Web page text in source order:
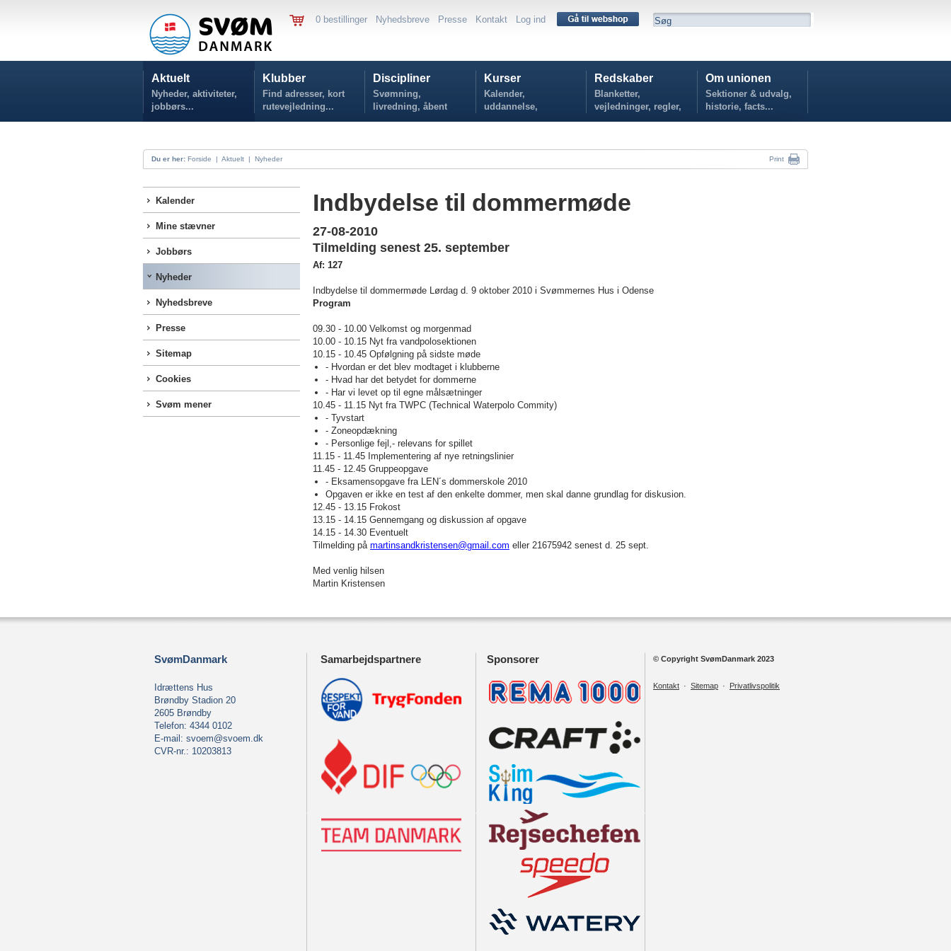
0 bestillinger Nyhedsbreve Presse Kontakt Log ind
Aktuelt
Nyheder, aktiviteter,
jobbørs...
Klubber
Find adresser, kort
rutevejledning...
Discipliner
Svømning,
livredning, åbent
vand...
Kurser
Kalender,
uddannelse,
tilmelding...
Redskaber
Blanketter,
vejledninger, regler,
politikker...
Om unionen
Sektioner & udvalg,
historie, facts...
Du er her: Forside | Aktuelt | Nyheder Print
Kalender
Mine stævner
Jobbørs
Nyheder
Nyhedsbreve
Presse
Sitemap
Cookies
Svøm mener
Indbydelse til dommermøde
27-08-2010
Tilmelding senest 25. september
Af: 127
Indbydelse til dommermøde Lørdag d. 9 oktober 2010 i Svømmernes Hus i Odense
Program
09.30 - 10.00 Velkomst og morgenmad
10.00 - 10.15 Nyt fra vandpolosektionen
10.15 - 10.45 Opfølgning på sidste møde
- Hvordan er det blev modtaget i klubberne
- Hvad har det betydet for dommerne
- Har vi levet op til egne målsætninger
10.45 - 11.15 Nyt fra TWPC (Technical Waterpolo Commity)
- Tyvstart
- Zoneopdækning
- Personlige fejl,- relevans for spillet
11.15 - 11.45 Implementering af nye retningslinier
11.45 - 12.45 Gruppeopgave
- Eksamensopgave fra LEN´s dommerskole 2010
Opgaven er ikke en test af den enkelte dommer, men skal danne grundlag for diskusion.
12.45 - 13.15 Frokost
13.15 - 14.15 Gennemgang og diskussion af opgave
14.15 - 14.30 Eventuelt
Tilmelding på martinsandkristensen@gmail.com eller 21675942 senest d. 25 sept.
Med venlig hilsen
Martin Kristensen
SvømDanmark
Idrættens Hus
Brøndby Stadion 20
2605 Brøndby
Telefon: 4344 0102
E-mail: svoem@svoem.dk
CVR-nr.: 10203813
Samarbejdspartnere Sponsorer © Copyright SvømDanmark 2023
Kontakt · Sitemap · Privatlivspolitik